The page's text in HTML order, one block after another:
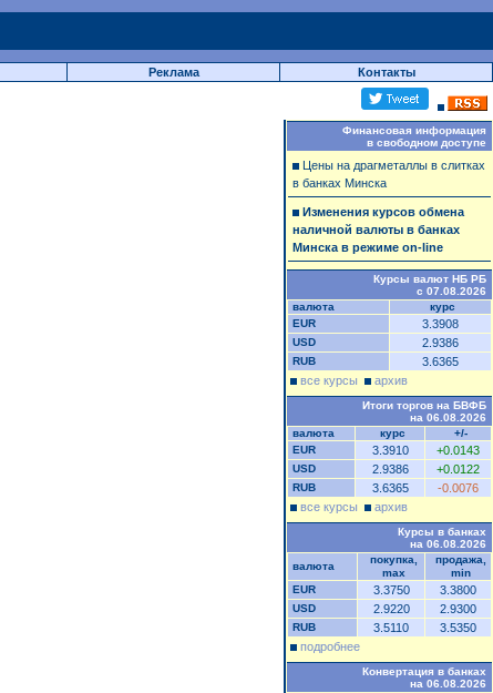
Реклама Контакты
Финансовая информация
в свободном доступе
Цены на драгметаллы в слитках
в банках Минска
Изменения курсов обмена
наличной валюты в банках
Минска в режиме on-line
Курсы валют НБ РБ
с 07.08.2026
валюта
курс
EUR
3.3908
USD 2.9386
RUB
3.6365
все курсы
архив
Итоги торгов на БВФБ
на 06.08.2026
валюта
курс
+/-
EUR
3.3910 +0.0143
USD 2.9386 +0.0122
RUB 3.6365
-0.0076
все курсы
архив
Курсы в банках
на 06.08.2026
валюта
покупка,
max
продажа,
min
EUR
3.3750 3.3800
USD 2.9220 2.9300
RUB 3.5110
3.5350
подробнее
Конвертация в банках
на 06.08.2026